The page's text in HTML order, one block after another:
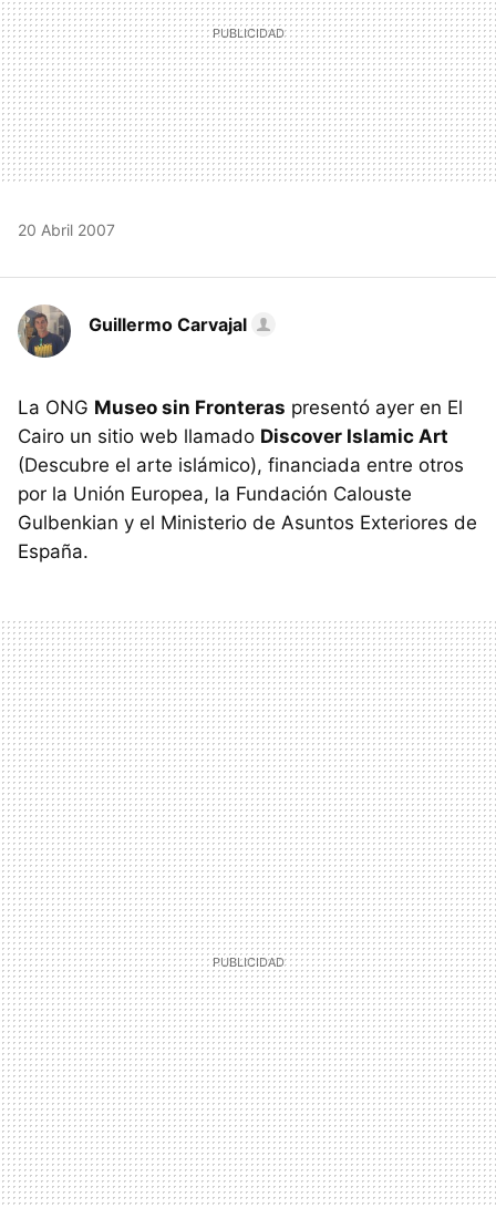
20 Abril 2007
Guillermo Carvajal
La ONG Museo sin Fronteras presentó ayer en El
Cairo un sitio web llamado Discover Islamic Art
(Descubre el arte islámico), financiada entre otros
por la Unión Europea, la Fundación Calouste
Gulbenkian y el Ministerio de Asuntos Exteriores de
España.